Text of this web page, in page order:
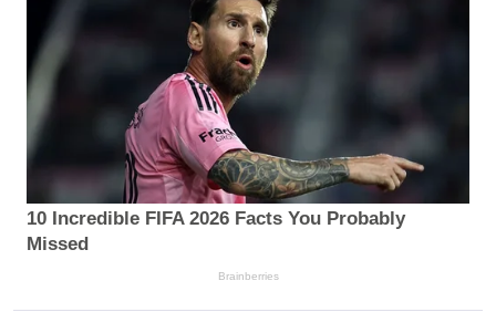
10 Incredible FIFA 2026 Facts You Probably
Missed
Brainberries